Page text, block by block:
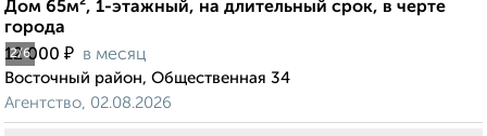
2/6
Дом 65м², 1-этажный, на длительный срок, в черте
города
12 000 ₽ в месяц
Восточный район, Общественная 34
Агентство, 02.08.2026